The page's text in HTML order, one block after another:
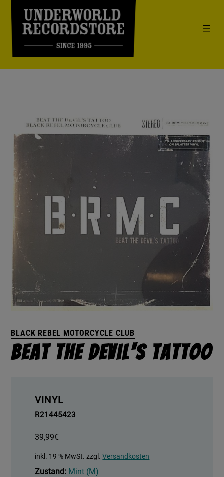
BLACK REBEL MOTORCYCLE CLUB
Beat The Devil's Tattoo
VINYL
R21445423
39,99€
inkl. 19 % MwSt. zzgl.Versandkosten
Zustand: Mint (M)